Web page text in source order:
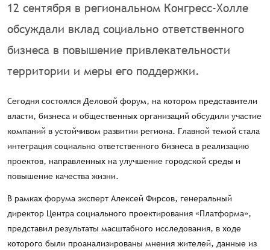
12 сентября в региональном Конгресс-Холле
обсуждали вклад социально ответственного
бизнеса в повышение привлекательности
территории и меры его поддержки.
Сегодня состоялся Деловой форум, на котором представители
власти, бизнеса и общественных организаций обсудили участие
компаний в устойчивом развитии региона. Главной темой стала
интеграция социально ответственного бизнеса в реализацию
проектов, направленных на улучшение городской среды и
повышение качества жизни.
В рамках форума эксперт Алексей Фирсов, генеральный
директор Центра социального проектирования «Платформа»,
представил результаты масштабного исследования, в ходе
которого были проанализированы мнения жителей, данные из